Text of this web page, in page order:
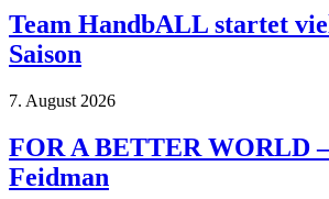
Team HandbALL startet
Saison
7. August 2026
FOR A BETTER WORLD
Feidman